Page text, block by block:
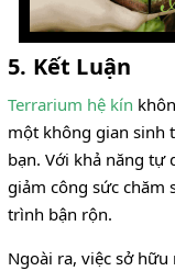
5. Kết Luận
Terrarium hệ kín
một không gian sinh
bạn. Với khả năng
giảm công sức chăm
trình bận rộn.
Ngoài ra, việc sở